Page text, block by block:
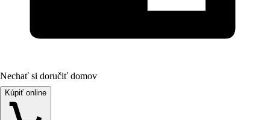
Nechať si doručiť domov
Kúpiť online